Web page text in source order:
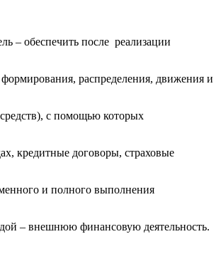
– обеспечить после реализации
распределения, движения и
с помощью которых
кредитные договоры, страховые
и полного выполнения
– внешнюю финансовую деятельность.